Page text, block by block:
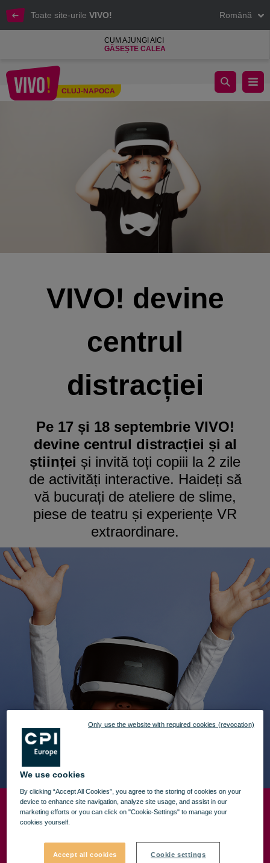
Toate site-urile VIVO! Română
CUM AJUNGI AICI
GĂSEȘTE CALEA
CLUJ-NAPOCA
VIVO! devine centrul distracției
VIVO! devine
centrul
distracției
Pe 17 și 18 septembrie VIVO!
devine centrul distracției și al
științei și invită toți copiii la 2 zile
de activități interactive. Haideți să
vă bucurați de ateliere de slime,
piese de teatru și experiențe VR
extraordinare.
We use cookies
By clicking “Accept All Cookies”, you agree to the storing of cookies on your
device to enhance site navigation, analyze site usage, and assist in our
marketing efforts or you can click on "Cookie-Settings" to manage your
cookies yourself.
Accept all cookies Cookie settings
Only use the website with required cookies (revocation)